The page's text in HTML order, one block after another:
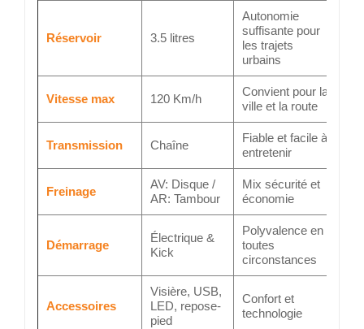
Réservoir 3.5 litres
Autonomie
suffisante pour
les trajets
urbains
Vitesse max 120 Km/h
Convient pour la
ville et la route
Transmission Chaîne
Fiable et facile à
entretenir
Freinage
AV: Disque /
AR: Tambour
Mix sécurité et
économie
Démarrage
Électrique &
Kick
Polyvalence en
toutes
circonstances
Accessoires
Visière, USB,
LED, repose-
pied
Confort et
technologie